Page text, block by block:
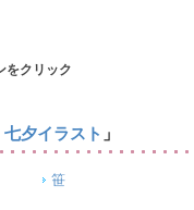
をクリック
夕イラスト 」
笹